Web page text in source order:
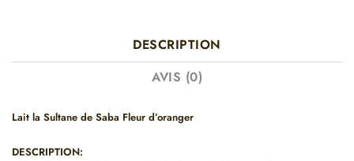
DESCRIPTION
AVIS (0)
Lait la Sultane de Saba Fleur d’oranger
DESCRIPTION: